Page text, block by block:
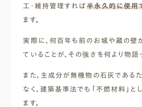
工・維持管理すれば半永久的に使用
ます。
実際に、何百年も前のお城や蔵の壁
ていることが、その強さを何より物語
また、主成分が無機物の石灰である
なく、建築基準法でも「不燃材料」と
ます。